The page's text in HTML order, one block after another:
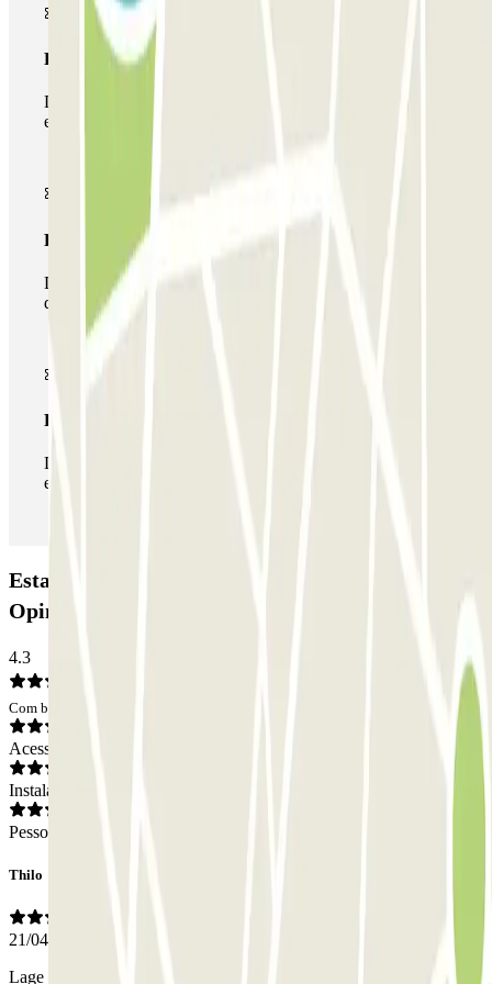
Passe simples
Durante a sua estadia, só poderá entrar e sair do parque de
estacionamento uma vez.
Passe multiestacionamento
Durante a sua estadia, pode utilizar toda a rede de parques
de estacionamento deste operador disponível em Parclick.
Passe ilimitado
Durante a sua estadia, pode entrar e sair do parque de
estacionamento as vezes que quiser.
Estacionamento QUICK - Varese Busto Arsizio:
Opiniões
4.3
Com base em 4 opiniões
Acesso
Instalações
Pessoal
Thilo
21/04/2026
Lage sehr gut, Einkauf an So. vormittags möglich, 15min Fußweg